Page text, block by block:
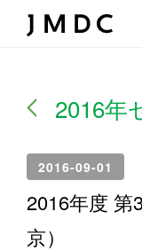
2016年
2016-09-01
2016年度
京）